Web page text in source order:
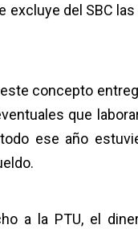
excluye del SBC
concepto
que
ese año
a la PTU, el